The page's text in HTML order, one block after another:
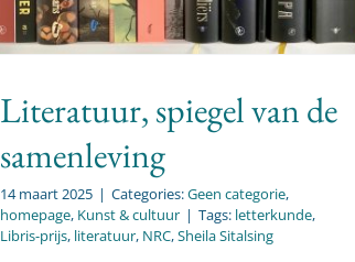
Literatuur, spiegel van de
samenleving
14 maart 2025 | Categories:Geen categorie,
homepage, Kunst & cultuur | Tags: letterkunde,
Libris-prijs, literatuur, NRC,Sheila Sitalsing
homepage Kunst & cultuur